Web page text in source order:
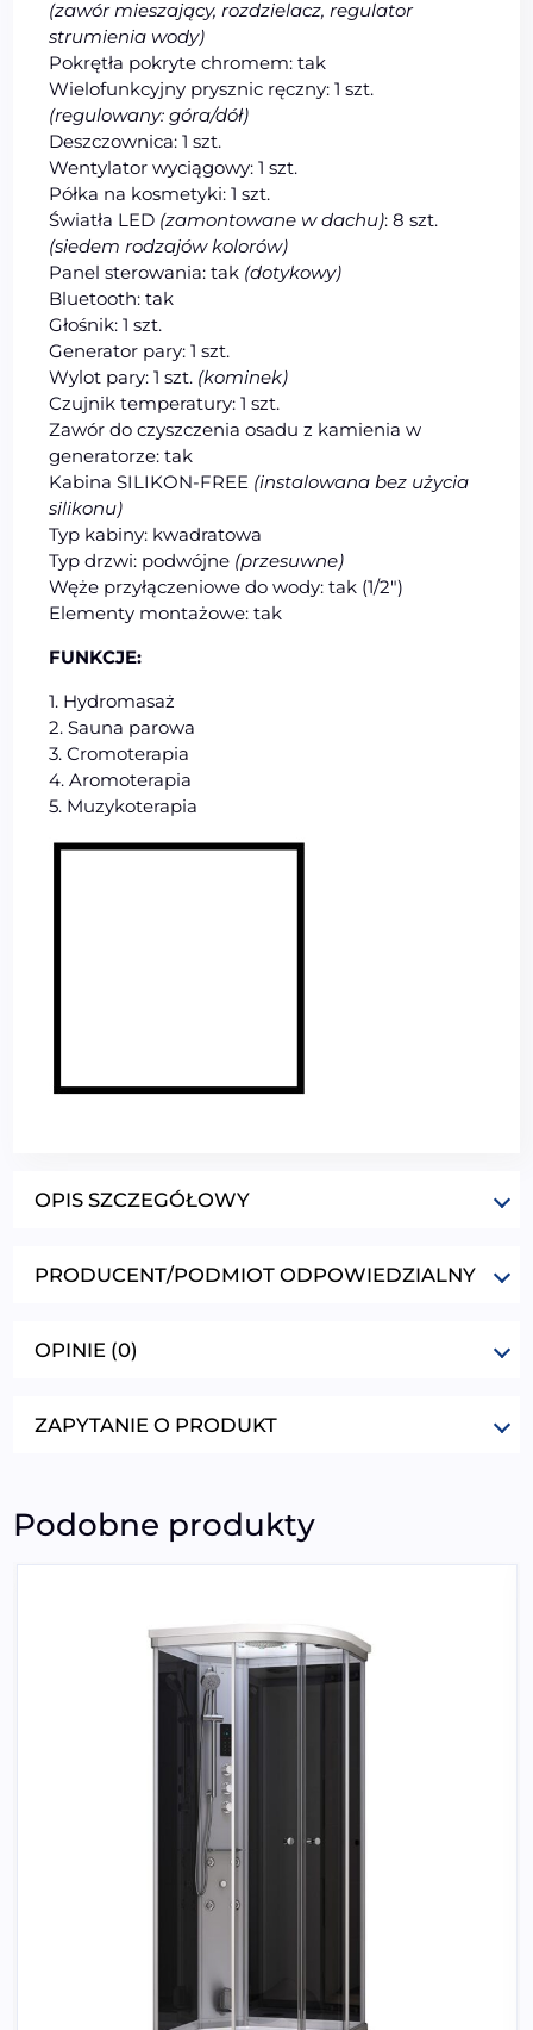
(zawór mieszający, rozdzielacz, regulator
strumienia wody)
Pokrętła pokryte chromem: tak
Wielofunkcyjny prysznic ręczny: 1 szt.
(regulowany: góra/dół)
Deszczownica: 1 szt.
Wentylator wyciągowy: 1 szt.
Półka na kosmetyki: 1 szt.
Światła LED (zamontowane w dachu): 8 szt.
(siedem rodzajów kolorów)
Panel sterowania: tak (dotykowy)
Bluetooth: tak
Głośnik: 1 szt.
Generator pary: 1 szt.
Wylot pary: 1 szt. (kominek)
Czujnik temperatury: 1 szt.
Zawór do czyszczenia osadu z kamienia w
generatorze: tak
Kabina SILIKON-FREE (instalowana bez użycia
silikonu)
Typ kabiny: kwadratowa
Typ drzwi: podwójne (przesuwne)
Węże przyłączeniowe do wody: tak (1/2″)
Elementy montażowe: tak
FUNKCJE:
1. Hydromasaż
2. Sauna parowa
3. Cromoterapia
4. Aromoterapia
5. Muzykoterapia
OPIS SZCZEGÓŁOWY
PRODUCENT/PODMIOT ODPOWIEDZIALNY
OPINIE (0)
ZAPYTANIE O PRODUKT
Podobne produkty